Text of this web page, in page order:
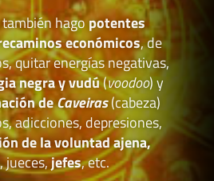
hagopotentes
económicos, de
quitar energías negativas,
negra y vudú(voodoo) y
deCaveiras(cabeza)
adicciones, depresiones,
de la voluntad ajena,
, jueces,jefes, etc.